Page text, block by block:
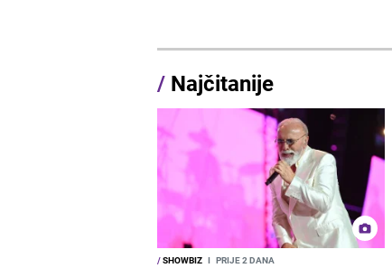
/ Najčitanije
/SHOWBIZ I PRIJE 2 DANA